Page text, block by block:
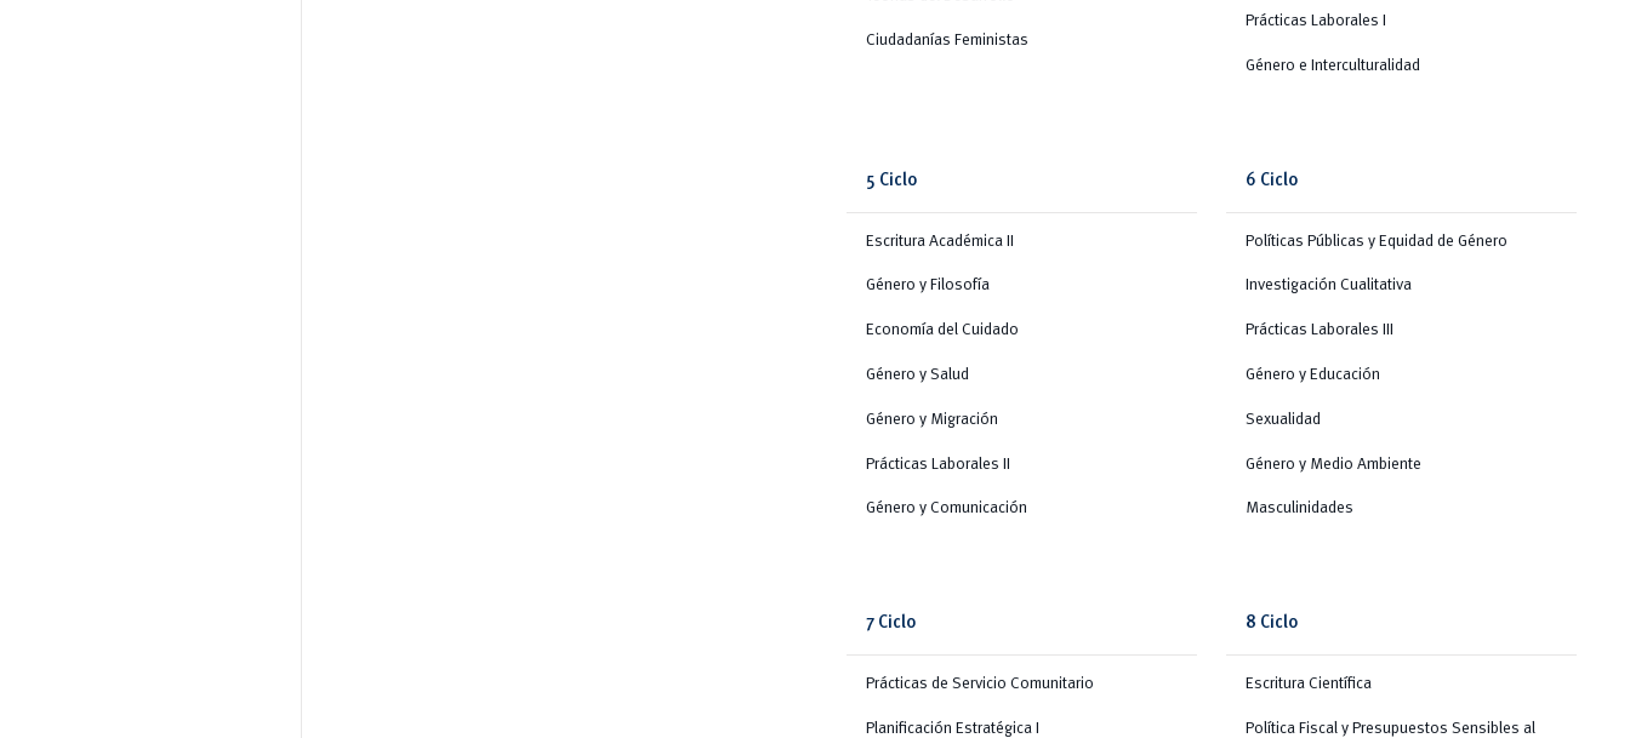
Ciudadanías Feministas
Prácticas Laborales I
Género e Interculturalidad
5 Ciclo
Escritura Académica II
Género y Filosofía
Economía del Cuidado
Género y Salud
Género y Migración
Prácticas Laborales II
Género y Comunicación
6 Ciclo
Políticas Públicas y Equidad de Género
Investigación Cualitativa
Prácticas Laborales III
Género y Educación
Sexualidad
Género y Medio Ambiente
Masculinidades
7 Ciclo
Prácticas de Servicio Comunitario
Planificación Estratégica I
8 Ciclo
Escritura Científica
Política Fiscal y Presupuestos Sensibles al